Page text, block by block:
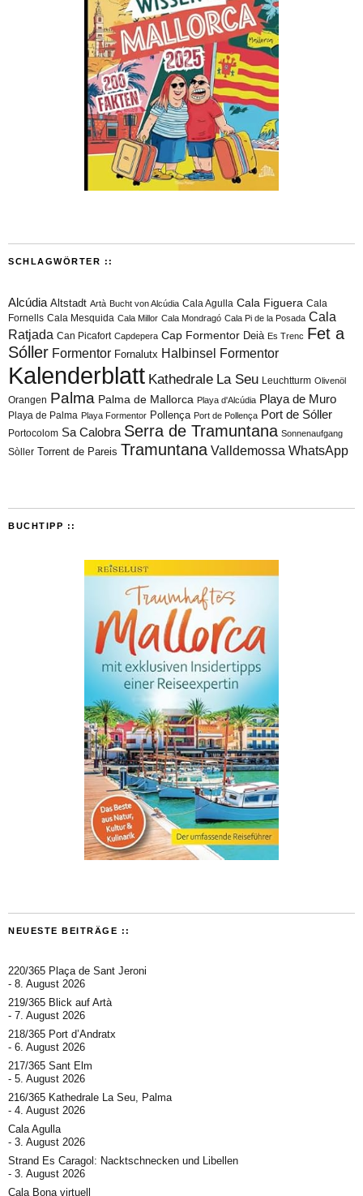
SCHLAGWÖRTER ::
Alcúdia Altstadt Artà Bucht von Alcúdia Cala Agulla Cala Figuera Cala
Fornells Cala Mesquida Cala Millor Cala Mondragó Cala Pi de la Posada Cala
Ratjada Can Picafort Capdepera Cap Formentor Deià Es Trenc Fet a
Sóller Formentor Fornalutx Halbinsel Formentor
Kalenderblatt Kathedrale La Seu Leuchtturm Olivenöl
Orangen Palma Palma de Mallorca Playa d'Alcúdia Playa de Muro
Playa de Palma Playa Formentor Pollença Port de Pollença Port de Sóller
Portocolom Sa Calobra Serra de Tramuntana Sonnenaufgang
Sòller Torrent de Pareis Tramuntana Valldemossa WhatsApp
BUCHTIPP ::
NEUESTE BEITRÄGE ::
220/365 Plaça de Sant Jeroni
8. August 2026
219/365 Blick auf Artà
7. August 2026
218/365 Port d’Andratx
6. August 2026
217/365 Sant Elm
5. August 2026
216/365 Kathedrale La Seu, Palma
4. August 2026
Cala Agulla
3. August 2026
Strand Es Caragol: Nacktschnecken und Libellen
3. August 2026
Cala Bona virtuell